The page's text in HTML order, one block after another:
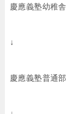
慶應義塾幼稚舎
↓
慶應義塾普通部